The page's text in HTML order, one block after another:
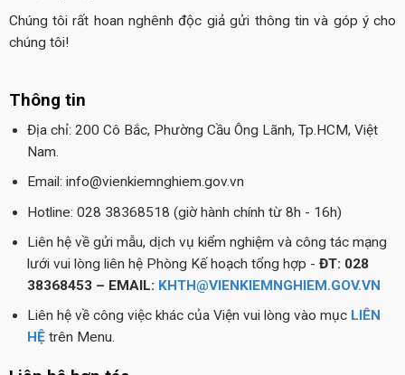
Chúng tôi rất hoan nghênh độc giả gửi thông tin và góp ý cho
chúng tôi!
Thông tin
Địa chỉ: 200 Cô Bắc, Phường Cầu Ông Lãnh, Tp.HCM, Việt
Nam.
Email: info@vienkiemnghiem.gov.vn
Hotline: 028 38368518 (giờ hành chính từ 8h - 16h)
Liên hệ về gửi mẫu, dịch vụ kiểm nghiệm và công tác mạng
lưới vui lòng liên hệ Phòng Kế hoạch tổng hợp - ĐT: 028
38368453 – EMAIL: KHTH@VIENKIEMNGHIEM.GOV.VN
Liên hệ về công việc khác của Viện vui lòng vào mục LIÊN
HỆtrên Menu.